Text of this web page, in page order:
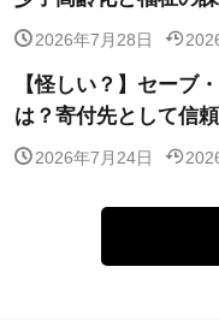
2026年7月28日
【怪しい？】セーブ
は？寄付先として信
2026年7月24日